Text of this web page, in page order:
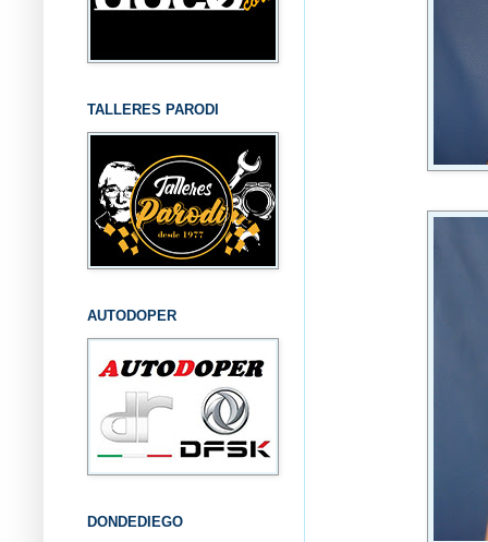
TALLERES PARODI
AUTODOPER
DONDEDIEGO